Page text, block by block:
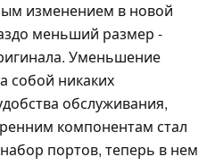
изменением в новой
меньший размер -
Уменьшение
собой никаких
обслуживания,
компонентам стал
портов, теперь в нем